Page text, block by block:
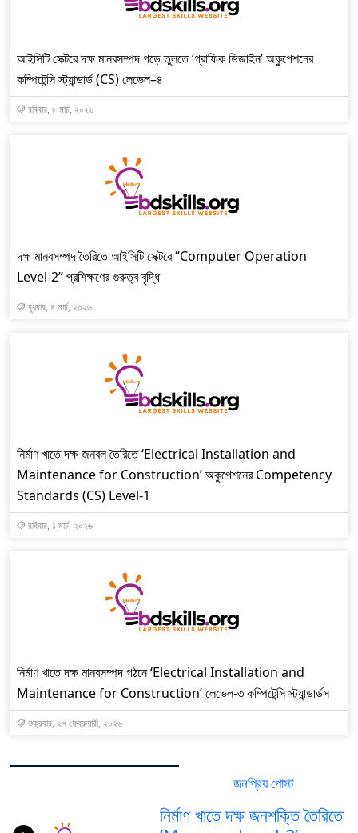
আইসিটি সেক্টরে দক্ষ মানবসম্পদ গড়ে তুলতে ‘গ্রাফিক ডিজাইন’ অকুপেশনের
কম্পিটেন্সি স্ট্যান্ডার্ড (CS) লেভেল–৪
রবিবার, ৮ মার্চ, ২০২৬
দক্ষ মানবসম্পদ তৈরিতে আইসিটি সেক্টরে “Computer Operation
Level-2” প্রশিক্ষণের গুরুত্ব বৃদ্ধি
বুধবার, ৪ মার্চ, ২০২৬
নির্মাণ খাতে দক্ষ জনবল তৈরিতে ‘Electrical Installation and
Maintenance for Construction’ অকুপেশনের Competency
Standards (CS) Level-1
রবিবার, ১ মার্চ, ২০২৬
নির্মাণ খাতে দক্ষ মানবসম্পদ গঠনে ‘Electrical Installation and
Maintenance for Construction’ লেভেল-৩ কম্পিটেন্সি স্ট্যান্ডার্ডস
শুক্রবার, ২৭ ফেব্রুয়ারী, ২০২৬
জনপ্রিয় পোস্ট
নির্মাণ খাতে দক্ষ জনশক্তি তৈরিতে